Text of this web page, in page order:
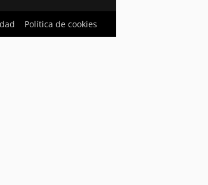
Política de cookies